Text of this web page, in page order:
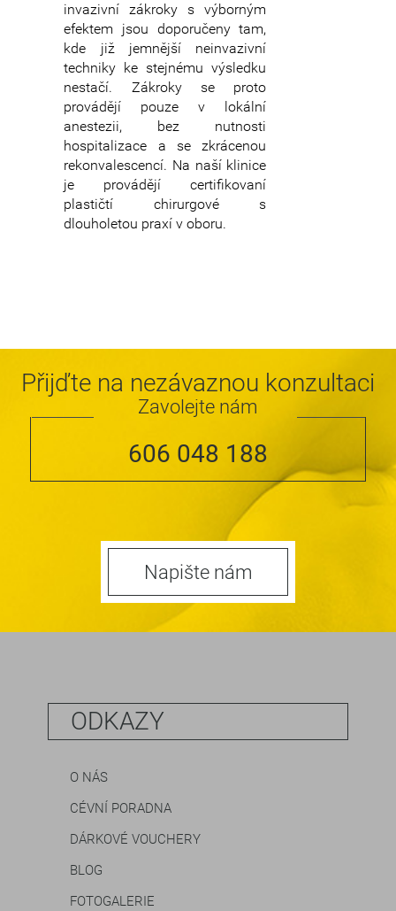
invazivní zákroky s výborným
efektem jsou doporučeny tam,
kde již jemnější neinvazivní
techniky ke stejnému výsledku
nestačí. Zákroky se proto
provádějí pouze v lokální
anestezii, bez nutnosti
hospitalizace a se zkrácenou
rekonvalescencí. Na naší klinice
je provádějí certifikovaní
plastičtí chirurgové s
dlouholetou praxí v oboru.
Přijďte na nezávaznou konzultaci
Zavolejte nám
606 048 188
Napište nám
ODKAZY
O NÁS
CÉVNÍ PORADNA
DÁRKOVÉ VOUCHERY
BLOG
FOTOGALERIE